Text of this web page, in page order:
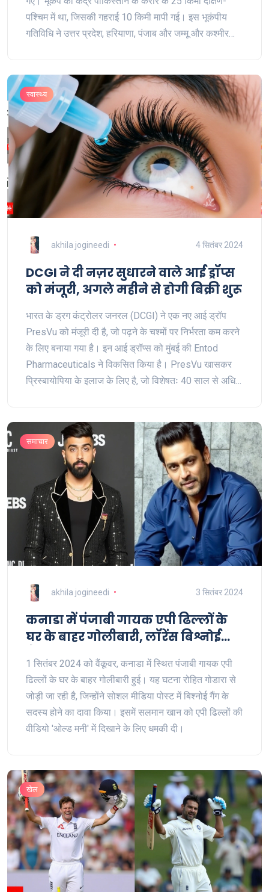
पश्चिम में था, जिसकी गहराई 10 किमी मापी गई। इस भूकंपीय
गतिविधि ने उत्तर प्रदेश, हरियाणा, पंजाब और जम्मू और कश्मीर
स्वास्थ्य
akhila jogineedi 4 सितंबर 2024
DCGI ने दी नज़र सुधारने वाले आई ड्रॉप्स
को मंजूरी, अगले महीने से होगी बिक्री शुरू
भारत के ड्रग कंट्रोलर जनरल (DCGI) ने एक नए आई ड्रॉप
PresVu को मंजूरी दी है, जो पढ़ने के चश्मों पर निर्भरता कम करने
के लिए बनाया गया है। इन आई ड्रॉप्स को मुंबई की Entod
Pharmaceuticals ने विकसित किया है। PresVu खासकर
प्रिस्बायोपिया के इलाज के लिए है, जो विशेषतः 40 साल से अधिक
समाचार
akhila jogineedi 3 सितंबर 2024
कनाडा में पंजाबी गायक एपी ढिल्लों के
घर के बाहर गोलीबारी, लॉरेंस बिश्नोई
1 सितंबर 2024 को वैंकूवर, कनाडा में स्थित पंजाबी गायक एपी
ढिल्लों के घर के बाहर गोलीबारी हुई। यह घटना रोहित गोडारा से
जोड़ी जा रही है, जिन्होंने सोशल मीडिया पोस्ट में बिश्नोई गैंग के
सदस्य होने का दावा किया। इसमें सलमान खान को एपी ढिल्लों की
वीडियो 'ओल्ड मनी' में दिखाने के लिए धमकी दी।
खेल